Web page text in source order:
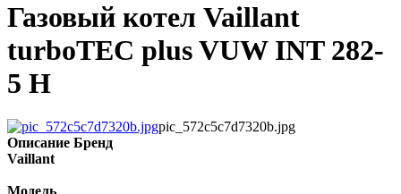
Газовый котел Vaillant
turboTEC plus VUW INT 282-
5 H
pic_572c5c7d7320b.jpg
Описание Бренд
Vaillant